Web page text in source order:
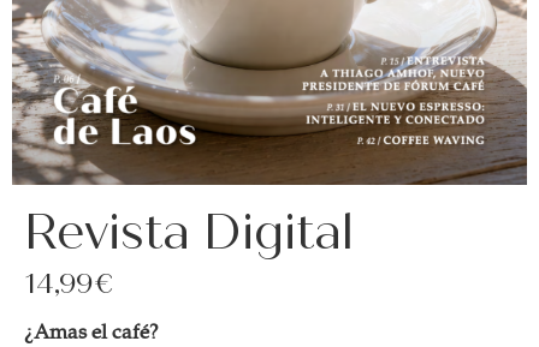
CONTACTO
¡queremos saber
de ti!
Revista Digital
14,99€
¿Amas el café?